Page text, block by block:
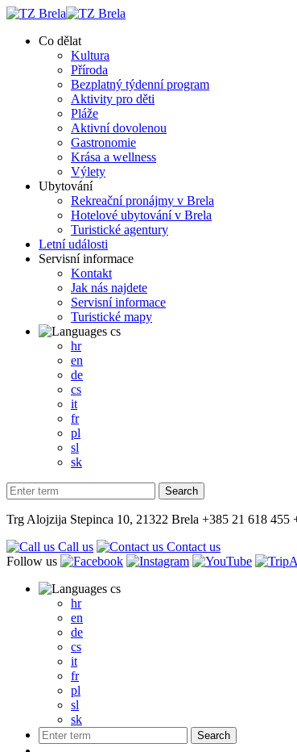
Co dělat
Kultura
Příroda
Bezplatný týdenní program
Aktivity pro děti
Pláže
Aktivní dovolenou
Gastronomie
Krása a wellness
Výlety
Ubytování
Rekreační pronájmy v Brela
Hotelové ubytování v Brela
Turistické agentury
Letní události
Servisní informace
Kontakt
Jak nás najdete
Servisní informace
Turistické mapy
cs
hr
en
de
cs
it
fr
pl
sl
sk
Trg Alojzija Stepinca 10, 21322 Brela +385 21 618 455
Call us
Contact us
Follow us
cs
hr
en
de
cs
it
fr
pl
sl
sk